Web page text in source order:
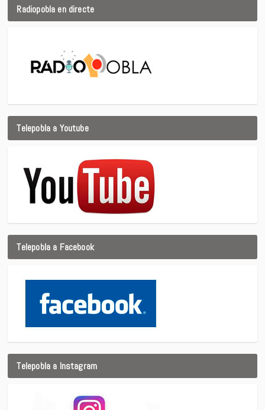
Radiopobla en directe
Telepobla a Youtube
Telepobla a Facebook
Telepobla a Instagram